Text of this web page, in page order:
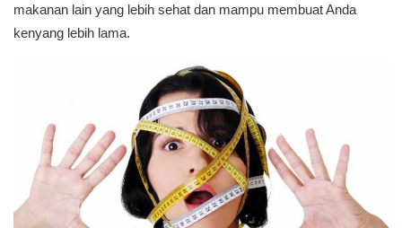
makanan lain yang lebih sehat dan mampu membuat Anda
kenyang lebih lama.